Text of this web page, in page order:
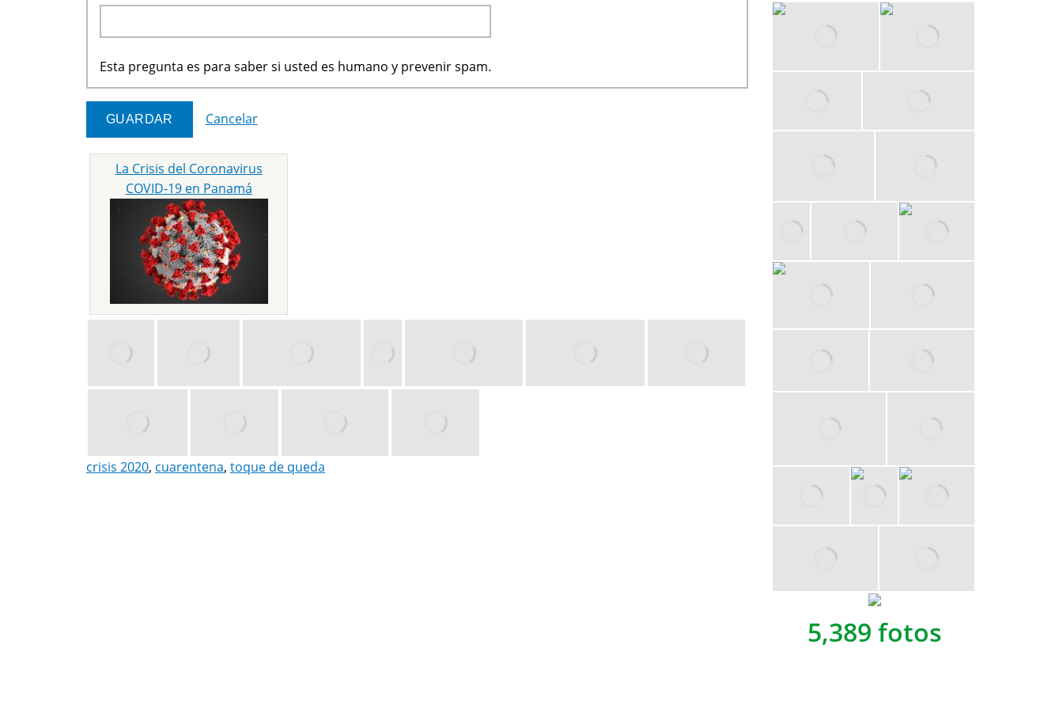
Esta pregunta es para saber si usted es humano y prevenir spam.
Cancelar
La Crisis del Coronavirus
COVID-19 en Panamá
crisis 2020, cuarentena, toque de queda
5,389 fotos